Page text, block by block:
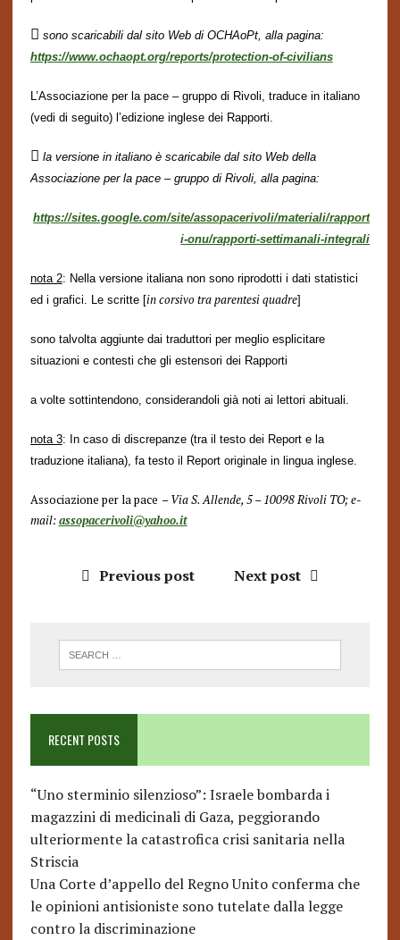
 sono scaricabili dal sito Web di OCHAoPt, alla pagina:
https://www.ochaopt.org/reports/protection-of-civilians
L’Associazione per la pace – gruppo di Rivoli, traduce in italiano
(vedi di seguito) l’edizione inglese dei Rapporti.
 la versione in italiano è scaricabile dal sito Web della
Associazione per la pace – gruppo di Rivoli, alla pagina:
https://sites.google.com/site/assopacerivoli/materiali/rapport
i-onu/rapporti-settimanali-integrali
nota 2: Nella versione italiana non sono riprodotti i dati statistici
ed i grafici. Le scritte[in corsivo tra parentesi quadre]
sono talvolta aggiunte dai traduttori per meglio esplicitare
situazioni e contesti che gli estensori dei Rapporti
a volte sottintendono, considerandoli già noti ai lettori abituali.
nota 3: In caso di discrepanze (tra il testo dei Report e la
traduzione italiana), fa testo il Report originale in lingua inglese.
Associazione per la pace – Via S. Allende, 5 – 10098 Rivoli TO; e-
mail:assopacerivoli@yahoo.it
Previous post Next post
RECENT POSTS
“Uno sterminio silenzioso”: Israele bombarda i
magazzini di medicinali di Gaza, peggiorando
ulteriormente la catastrofica crisi sanitaria nella
Striscia
Una Corte d’appello del Regno Unito conferma che
le opinioni antisioniste sono tutelate dalla legge
contro la discriminazione